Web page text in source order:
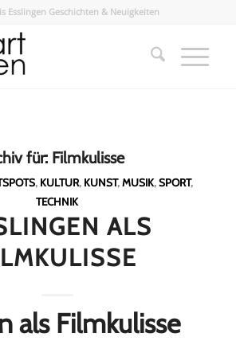
Esslingen Geschichten & Neuigkeiten
für: Filmkulisse
, KULTUR, KUNST,MUSIK,SPORT,
TECHNIK
ALS
als Filmkulisse